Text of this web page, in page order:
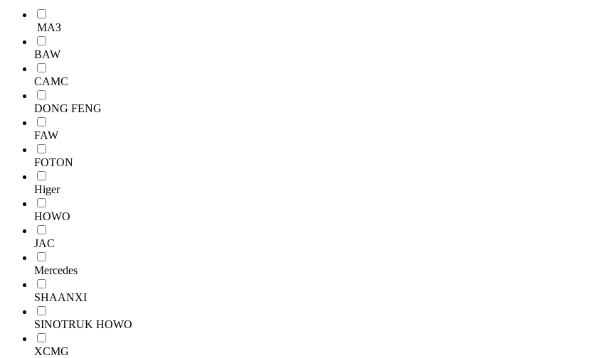
МАЗ
BAW
CAMC
DONG FENG
FAW
FOTON
Higer
HOWO
JAC
Mercedes
SHAANXI
SINOTRUK HOWO
XCMG